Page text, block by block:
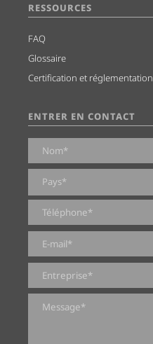
RESSOURCES
FAQ
Glossaire
Certification et réglementation
ENTRER EN CONTACT
0 sur 2000 caractères maximum